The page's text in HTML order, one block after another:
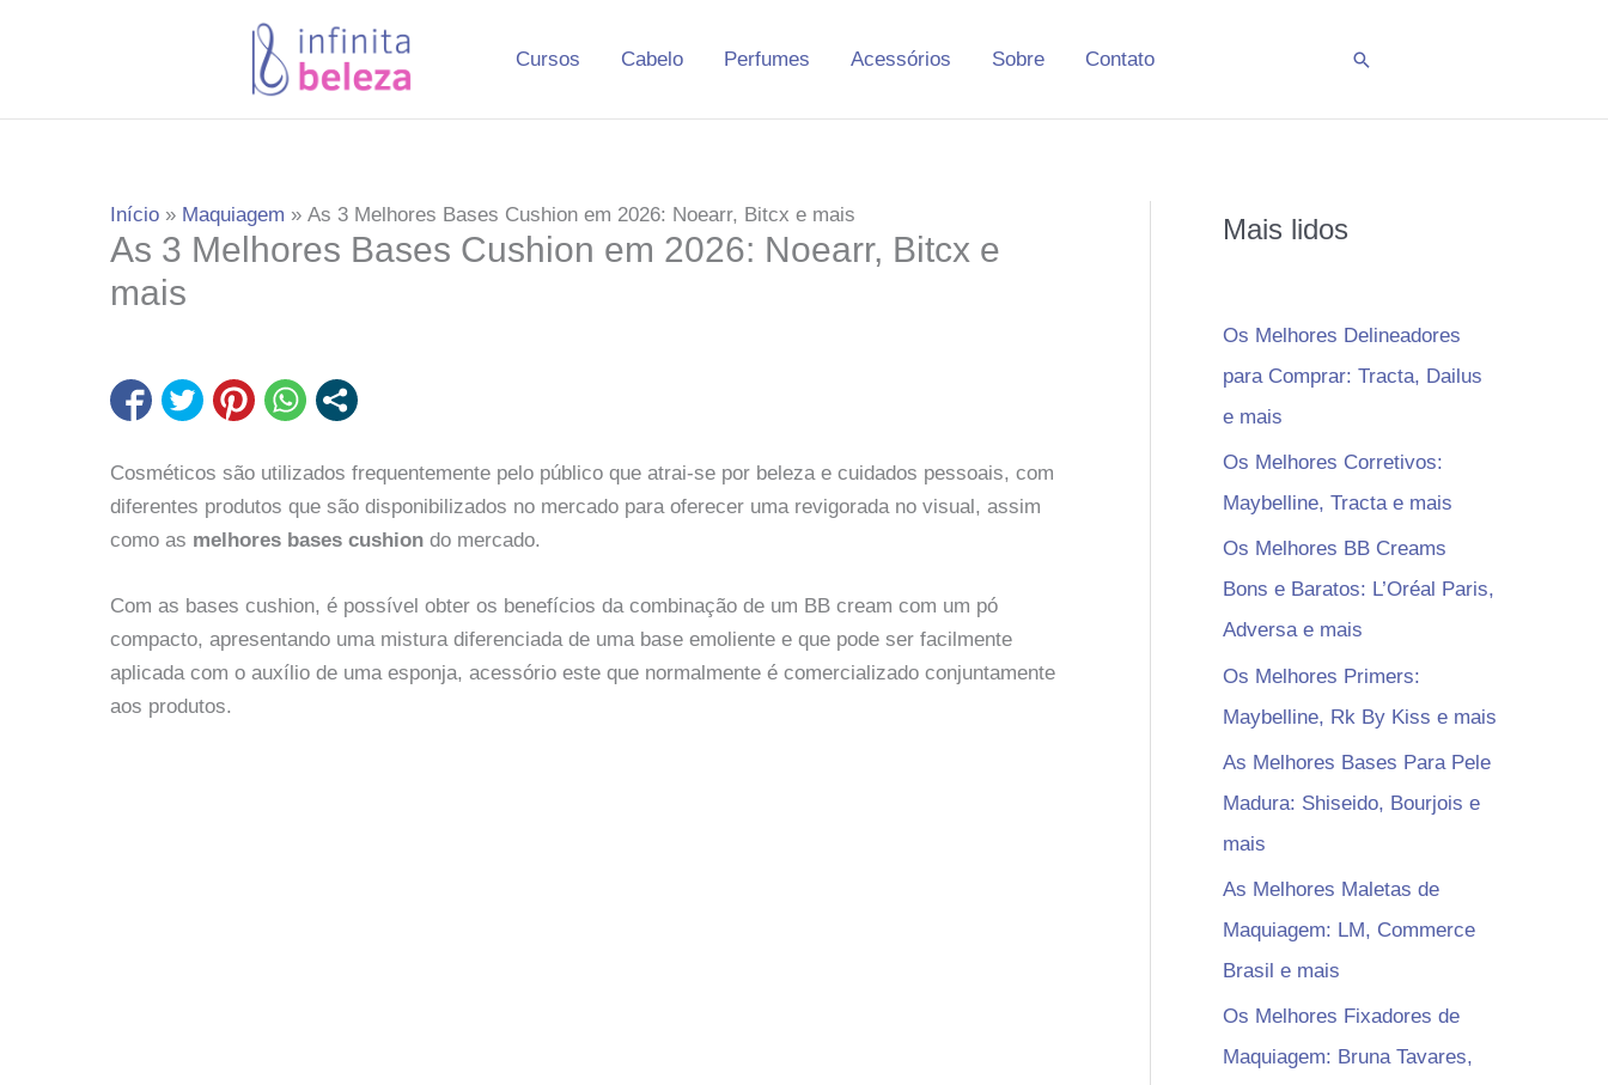
conteúdo
Cursos Cabelo Perfumes Acessórios Sobre Contato Pesquisar
Início Maquiagem As 3 Melhores Bases Cushion em 2026: Noearr, Bitcx e mais
As 3 Melhores Bases Cushion em 2026: Noearr, Bitcx e
mais
Cosméticos são utilizados frequentemente pelo público que atrai-se por beleza e cuidados pessoais, com
diferentes produtos que são disponibilizados no mercado para oferecer uma revigorada no visual, assim
como as melhores bases cushion do mercado.
Com as bases cushion, é possível obter os benefícios da combinação de um BB cream com um pó
compacto, apresentando uma mistura diferenciada de uma base emoliente e que pode ser facilmente
aplicada com o auxílio de uma esponja, acessório este que normalmente é comercializado conjuntamente
aos produtos.
Mais lidos
Os Melhores Delineadores
para Comprar: Tracta, Dailus
e mais
Os Melhores Corretivos:
Maybelline, Tracta e mais
Os Melhores BB Creams
Bons e Baratos: L’Oréal Paris,
Adversa e mais
Os Melhores Primers:
Maybelline, Rk By Kiss e mais
As Melhores Bases Para Pele
Madura: Shiseido, Bourjois e
mais
As Melhores Maletas de
Maquiagem: LM, Commerce
Brasil e mais
Os Melhores Fixadores de
Maquiagem: Bruna Tavares,